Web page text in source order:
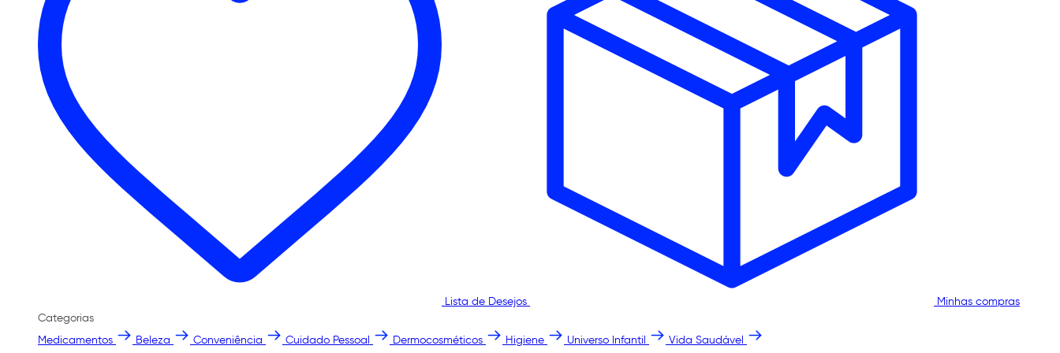
Lista de Desejos
Minhas compras
Categorias
Medicamentos
Beleza Conveniência Cuidado Pessoal Dermocosméticos Higiene Universo Infantil Vida Saudável